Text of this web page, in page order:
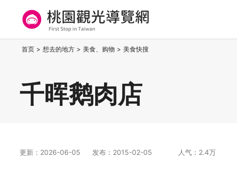
要
桃园观光导览网
首页 > 想去的地方 > 美食、购物 > 美食快搜
千晖鹅肉店
更新：2026-06-05 发布：2015-02-05 人气：2.4万